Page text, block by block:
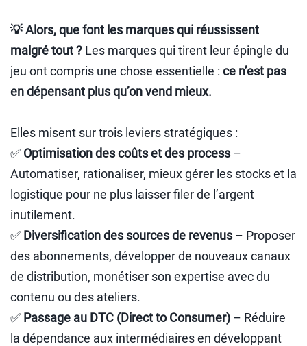
💡 Alors, que font les marques qui réussissent
malgré tout ? Les marques qui tirent leur épingle du
jeu ont compris une chose essentielle : ce n’est pas
en dépensant plus qu’on vend mieux.
Elles misent sur trois leviers stratégiques :
✅ Optimisation des coûts et des process –
Automatiser, rationaliser, mieux gérer les stocks et la
logistique pour ne plus laisser filer de l’argent
inutilement.
✅ Diversification des sources de revenus – Proposer
des abonnements, développer de nouveaux canaux
de distribution, monétiser son expertise avec du
contenu ou des ateliers.
✅ Passage au DTC (Direct to Consumer) – Réduire
la dépendance aux intermédiaires en développant